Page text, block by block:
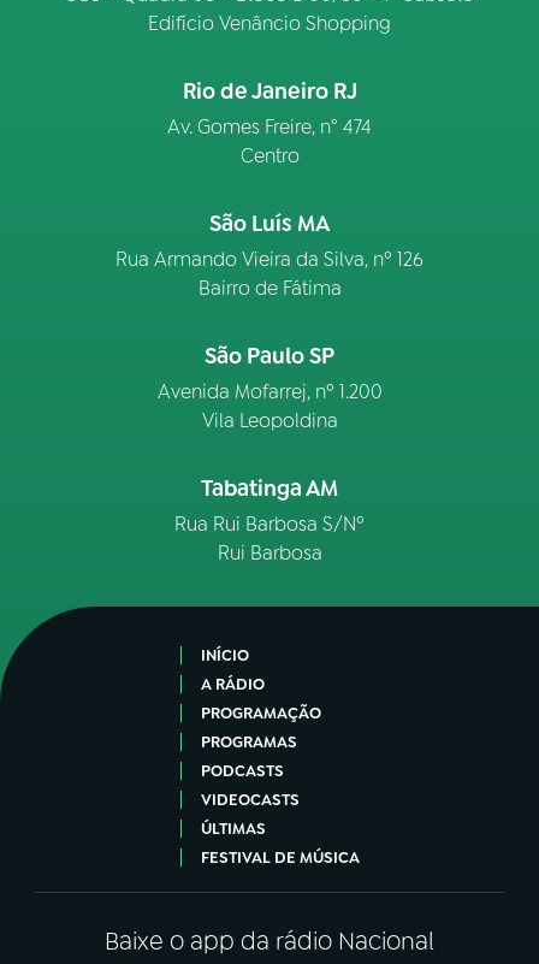
Edifício Venâncio Shopping
Rio de Janeiro RJ
Av. Gomes Freire, n° 474
Centro
São Luís MA
Rua Armando Vieira da Silva, nº 126
Bairro de Fátima
São Paulo SP
Avenida Mofarrej, nº 1.200
Vila Leopoldina
Tabatinga AM
Rua Rui Barbosa S/Nº
Rui Barbosa
INÍCIO
A RÁDIO
PROGRAMAÇÃO
PROGRAMAS
PODCASTS
VIDEOCASTS
ÚLTIMAS
FESTIVAL DE MÚSICA
Baixe o app da rádio Nacional